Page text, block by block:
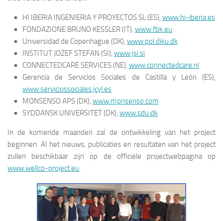
HI IBERIA INGENIERIA Y PROYECTOS SL (ES), www.hi-iberia.es
FONDAZIONE BRUNO KESSLER (IT), www.fbk.eu
Universidad de Copenhague (DK), www.qol.diku.dk
INSTITUT JOZEF STEFAN (SI), www.jsi.si
CONNECTEDCARE SERVICES (NE), www.connectedcare.nl
Gerencia de Servicios Sociales de Castilla y León (ES),
www.serviciossociales.jcyl.es
MONSENSO APS (DK), www.monsenso.com
SYDDANSK UNIVERSITET (DK), www.sdu.dk
In de komende maanden zal de ontwikkeling van het project
beginnen. Al het nieuws, publicaties en resultaten van het project
zullen beschikbaar zijn op de officiële projectwebpagina op
www.wellco-project.eu.